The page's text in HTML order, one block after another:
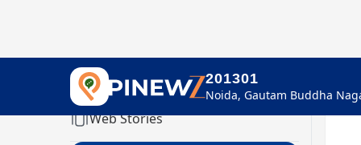
201301
Home
Web Stories